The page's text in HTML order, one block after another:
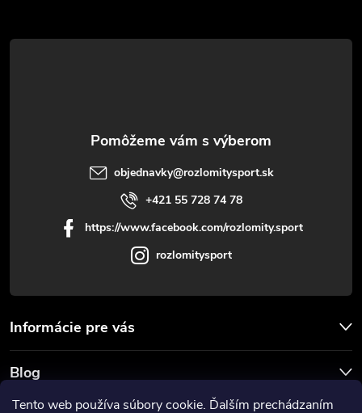
Tento web používa súbory cookie. Ďalším prechádzaním
t
objednavky@rozlomitysport.sk
+421 55 728 74 78
https://www.facebook.com/rozlomity.sport
rozlomitysport
Informácie pre vás
Blog